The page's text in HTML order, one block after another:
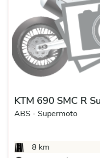
KTM 690 SMC R
ABS - Supermoto
8 km